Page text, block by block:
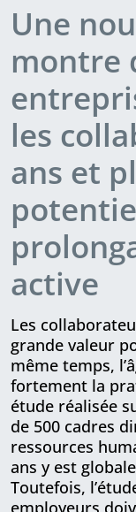
Une
montre
les
ans et
active
Les
grande valeur
même temps,
fortement la
étude réalisée
de 500 cadres
ressources
ans y est
Toutefois,
employeurs